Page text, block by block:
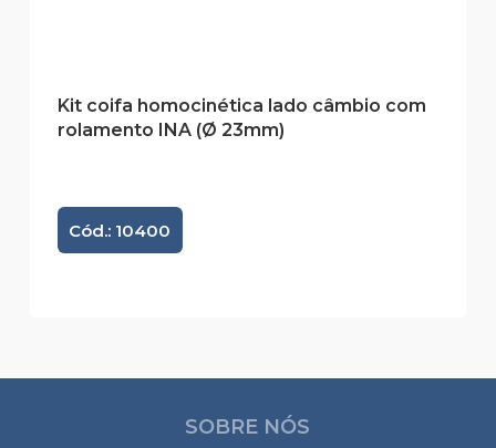
Kit coifa homocinética lado câmbio com
rolamento INA (Ø 23mm)
Cód.: 10400
SOBRE NÓS